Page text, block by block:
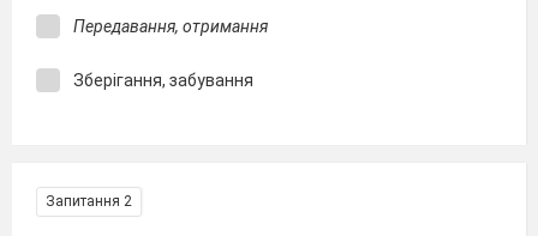
Передавання, отримання
Зберігання, забування
Запитання 2